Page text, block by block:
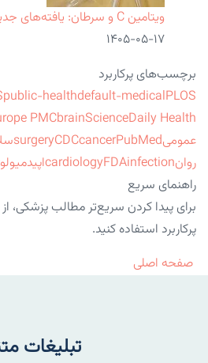
ویتامین C و سرطان: یافته‌های جدید و معنای بالینی آنها
۱۴۰۵-۰۵-۱۷
برچسب‌های پرکاربرد
public-healthdefault-medicalPLOS
PMCbrainScienceDaily Health
عمومی
surgeryCDCcancerPubMed
روان
cardiologyFDAinfection
راهنمای سریع
برای پیدا کردن سریع‌تر مطالب
پرکاربرد استفاده کنید.
صفحه اصلی
تبلیغات